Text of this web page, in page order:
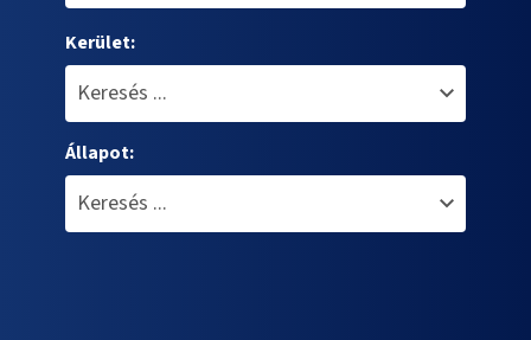
Kerület:
Állapot: